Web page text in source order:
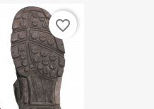
favorite_border